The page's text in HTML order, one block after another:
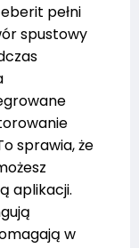
pełni
spustowy
sprawia, że
aplikacji.
w